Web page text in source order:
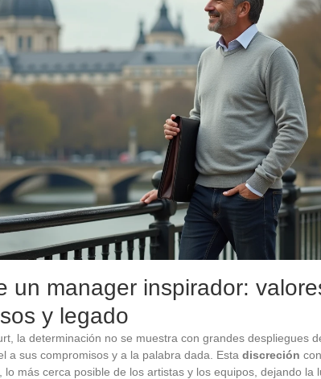
un manager inspirador:
y legado
la determinación no se muestra con grandes despliegues
a sus compromisos y a la palabra dada. Esta discreción
lo más cerca posible de los artistas y los equipos, dejando la